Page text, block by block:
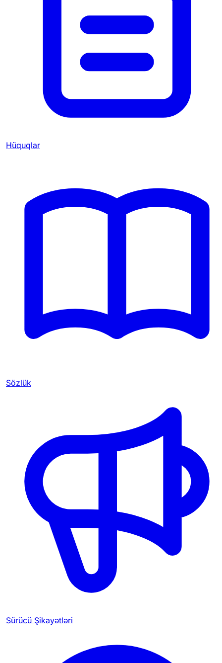
Hüquqlar
Sözlük
Sürücü Şikayətləri